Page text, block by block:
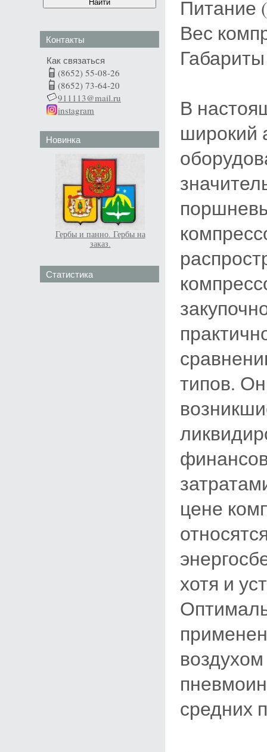
Контакты
Как связаться
(8652) 55-08-26
(8652) 73-64-20
911113@mail.ru
instagram
Новинка
Гербы и панно. Гербы на
заказ.
Статистика
Питание
Вес
В
широкий
типов.
цене
хотя и
средних